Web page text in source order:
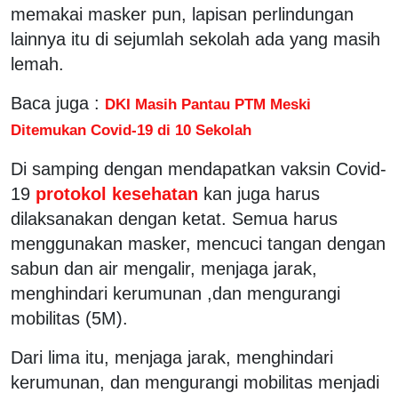
memakai masker pun, lapisan perlindungan
lainnya itu di sejumlah sekolah ada yang masih
lemah.
Baca juga : DKI Masih Pantau PTM Meski
Ditemukan Covid-19 di 10 Sekolah
Di samping dengan mendapatkan vaksin Covid-
19 protokol kesehatan kan juga harus
dilaksanakan dengan ketat. Semua harus
menggunakan masker, mencuci tangan dengan
sabun dan air mengalir, menjaga jarak,
menghindari kerumunan ,dan mengurangi
mobilitas (5M).
Dari lima itu, menjaga jarak, menghindari
kerumunan, dan mengurangi mobilitas menjadi